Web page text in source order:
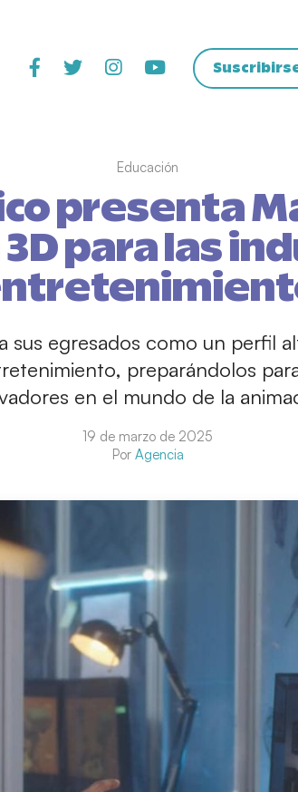
Educación
presenta
para las
sus egresados como un perfil
preparándolos
en el mundo de la
19 de marzo de 2025
Por Agencia